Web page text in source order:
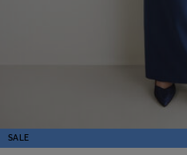
SALE